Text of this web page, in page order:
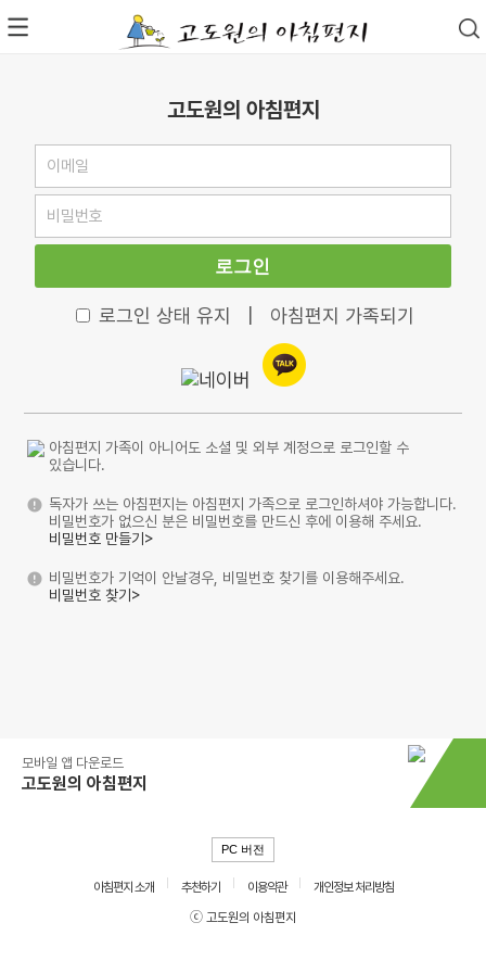
고도원의 아침편지
로그인
로그인 상태 유지 아침편지 가족되기
아침편지 가족이 아니어도 소셜 및 외부 계정으로 로그인할 수
있습니다.
독자가 쓰는 아침편지는 아침편지 가족으로 로그인하셔야 가능합니다.
비밀번호가 없으신 분은 비밀번호를 만드신 후에 이용해 주세요.
비밀번호 만들기>
비밀번호가 기억이 안날경우, 비밀번호 찾기를 이용해주세요.
비밀번호 찾기>
모바일 앱 다운로드
고도원의 아침편지
PC 버전
아침편지 소개 추천하기 이용약관
개인정보 처리방침
ⓒ 고도원의 아침편지